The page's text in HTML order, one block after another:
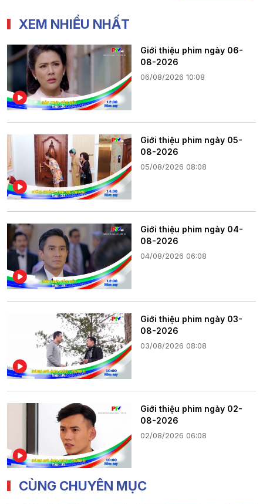
XEM NHIỀU NHẤT
Giới thiệu phim ngày 06-
08-2026
06/08/2026 10:08
Giới thiệu phim ngày 05-
08-2026
05/08/2026 08:08
Giới thiệu phim ngày 04-
08-2026
04/08/2026 06:08
Giới thiệu phim ngày 03-
08-2026
03/08/2026 08:08
Giới thiệu phim ngày 02-
08-2026
02/08/2026 06:08
CÙNG CHUYÊN MỤC